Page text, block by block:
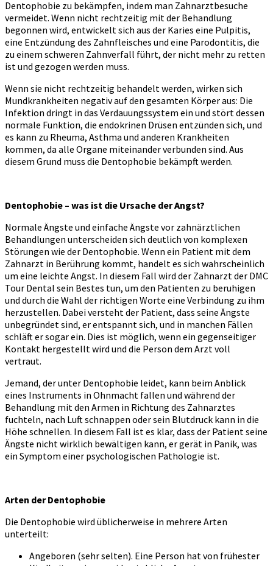
Dentophobie zu bekämpfen, indem man Zahnarztbesuche
vermeidet. Wenn nicht rechtzeitig mit der Behandlung
begonnen wird, entwickelt sich aus der Karies eine Pulpitis,
eine Entzündung des Zahnfleisches und eine Parodontitis, die
zu einem schweren Zahnverfall führt, der nicht mehr zu retten
ist und gezogen werden muss.
Wenn sie nicht rechtzeitig behandelt werden, wirken sich
Mundkrankheiten negativ auf den gesamten Körper aus: Die
Infektion dringt in das Verdauungssystem ein und stört dessen
normale Funktion, die endokrinen Drüsen entzünden sich, und
es kann zu Rheuma, Asthma und anderen Krankheiten
kommen, da alle Organe miteinander verbunden sind. Aus
diesem Grund muss die Dentophobie bekämpft werden.
Dentophobie – was ist die Ursache der Angst?
Normale Ängste und einfache Ängste vor zahnärztlichen
Behandlungen unterscheiden sich deutlich von komplexen
Störungen wie der Dentophobie. Wenn ein Patient mit dem
Zahnarzt in Berührung kommt, handelt es sich wahrscheinlich
um eine leichte Angst. In diesem Fall wird der Zahnarzt der DMC
Tour Dental sein Bestes tun, um den Patienten zu beruhigen
und durch die Wahl der richtigen Worte eine Verbindung zu ihm
herzustellen. Dabei versteht der Patient, dass seine Ängste
unbegründet sind, er entspannt sich, und in manchen Fällen
schläft er sogar ein. Dies ist möglich, wenn ein gegenseitiger
Kontakt hergestellt wird und die Person dem Arzt voll
vertraut.
Jemand, der unter Dentophobie leidet, kann beim Anblick
eines Instruments in Ohnmacht fallen und während der
Behandlung mit den Armen in Richtung des Zahnarztes
fuchteln, nach Luft schnappen oder sein Blutdruck kann in die
Höhe schnellen. In diesem Fall ist es klar, dass der Patient seine
Ängste nicht wirklich bewältigen kann, er gerät in Panik, was
ein Symptom einer psychologischen Pathologie ist.
Arten der Dentophobie
Die Dentophobie wird üblicherweise in mehrere Arten
unterteilt:
Angeboren (sehr selten). Eine Person hat von frühester